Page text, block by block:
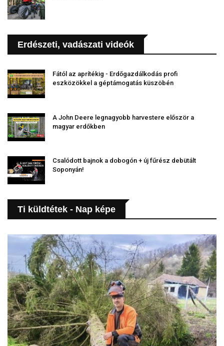
Erdészeti, vadászati videók
Fától az aprítékig - Erdőgazdálkodás profi
eszközökkel a géptámogatás küszöbén
A John Deere legnagyobb harvestere először a
magyar erdőkben
Csalódott bajnok a dobogón + új fűrész debütált
Soponyán!
Ti küldtétek - Nap képe